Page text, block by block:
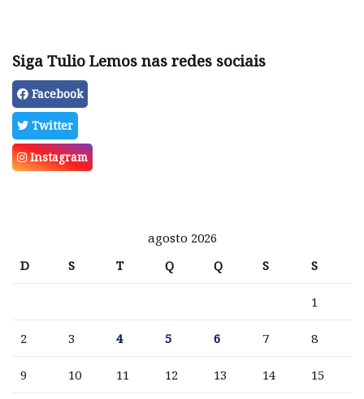
Siga Tulio Lemos nas redes sociais
Facebook
Twitter
Instagram
agosto 2026
D
S T Q Q S S
1
2 3 4 5 6 7 8
9 10 11 12 13 14 15